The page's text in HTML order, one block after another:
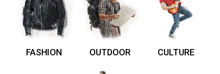
FASHION OUTDOOR CULTURE